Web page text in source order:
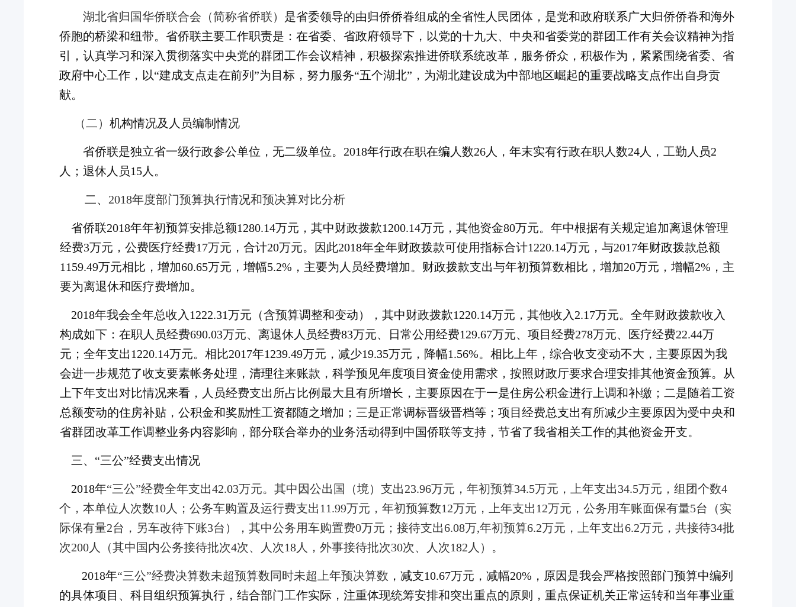
湖北省归国华侨联合会 （简称省侨联） 是省委领导的由归侨侨眷组成的全省性人民团体，是党和政府联系广大归侨侨眷和海外
侨胞的桥梁和纽带。省侨联主要工作职责是：在省委、省政府领导下，以党的十九大、中央和省委党的群团工作有关会议精神为指
引，认真学习和深入贯彻落实中央党的群团工作会议精神，积极探索推进侨联系统改革，服务侨众，积极作为，紧紧围绕省委、省
政府中心工作，以“建成支点走在前列”为目标，努力服务“五个湖北”，为湖北建设成为中部地区崛起的重要战略支点作出自身贡
献。
（二）机构情况及人员编制情况
省侨联是独立省一级行政参公单位，无二级单位。 2018年行政在职在编人数26人，年末实有行政在职人数24人，工勤人员2
人；退休人员15人。
二、 2018年度部门预算执行情况和预决算对比分析
省侨联2018年年初预算安排总额1280.14万元，其中财政拨款1200.14万元，其他资金80万元。年中根据有关规定追加离退休管理
经费3万元，公费医疗经费17万元，合计20万元。因此2018年全年财政拨款可使用指标合计1220.14万元 ，与2017年财政拨款总额
1159.49万元相比，增加60.65万元，增幅5.2%，主要为人员经费增加。 财政拨款支出与年初预算数相比，增加20万元，增幅2%， 主
要为离退休和医疗费增加。
2018年我会全年总收入1222.31万元（含预算调整和变动），其中财政拨款1220.14万元，其他收入2.17万元。全年财政拨款收入
构成如下：在职人员经费690.03万元、离退休人员经费83万元、日常公用经费129.67万元、项目经费278万元、医疗经费22.44万
元；全年支出1220.14万元。相比2017年1239.49万元，减少19.35万元，降幅1.56%。相比上年，综合收支变动不大，主要原因为我
会进一步规范了收支要素帐务处理，清理往来账款，科学预见年度项目资金使用需求，按照财政厅要求合理安排其他资金预算。从
上下年支出对比情况来看，人员经费支出所占比例最大且有所增长，主要原因在于一是住房公积金进行上调和补缴；二是随着工资
总额变动的住房补贴，公积金和奖励性工资都随之增加；三是正常调标晋级晋档等；项目经费总支出有所减少主要原因为受中央和
省群团改革工作调整业务内容影响，部分联合举办的业务活动得到中国侨联等支持，节省了我省相关工作的其他资金开支。
三、 “三公”经费支出情况
2018年“三公”经费全年支出42.03万元。其中 因公出国（境）支出23.96万元，年初预算34.5万元，上年支出34.5万元，组团个数4
个，本单位人次数10人 ；公务车购置及运行费支出11.99万元，年初预算数12万元，上年支出12万元，公务用车账面保有量5台
（实
际保有量2台，另车改待下账3台 ） ，其中公务用车购置费0万元 ；接待支出6.08万,年初预算6.2万元，上年支出6.2万元，共接待34批
次200人 （其中国内公务接待批次4次、人次18人，外事接待批次30次、人次182 人） 。
2018年“三公”经费决算数未超预算数同时未超上年预决算数 ， 减支10.67万元，减幅20%， 原因是我会严格按照部门预算中编列
的具体项目、科目组织预算执行，结合部门工作实际，注重体现统筹安排和突出重点的原则，重点保证机关正常运转和当年事业重